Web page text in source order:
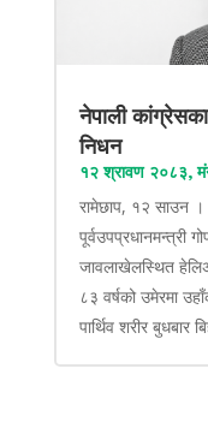
नेपाली
निधन
१२ श्रावण २०८३,
रामेछाप, १२ साउन ।
पूर्वउपप्रधानमन्त्री
जावलाखेलस्थित
८३ वर्षको उमेरमा
पार्थिव शरीर